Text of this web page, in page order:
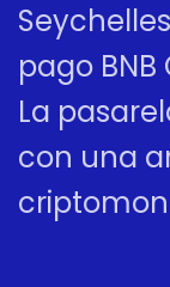
pago BNB
La
con una